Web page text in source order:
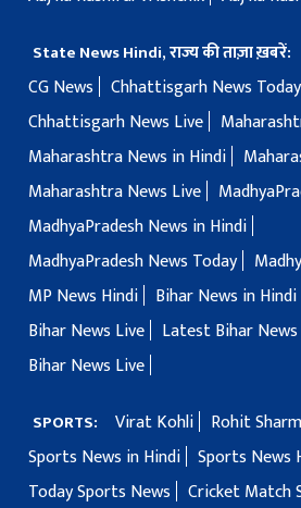
State News Hindi, राज्य की ताज़ा ख़बरें:
CG News
Chhattisgarh News Today
Chhattisgarh News Live
Maharashtra News in Hindi
Maharashtra News Live
MadhyaPradesh News in Hindi
MadhyaPradesh News Today
MP News Hindi
Bihar News in Hindi
Bihar News Live
Latest Bihar
Bihar News Live
SPORTS: Virat Kohli
Rohit
Sports News in Hindi Sports News
Today Sports News
Cricket Match